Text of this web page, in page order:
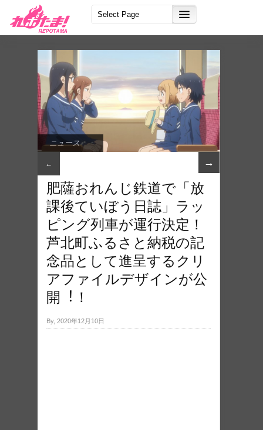
ニュース
← →
肥薩おれんじ鉄道で「放
課後ていぼう⽇誌」ラッ
ピング列⾞が運⾏決定！
芦北町ふるさと納税の記
念品として進呈するクリ
アファイルデザインが公
開︕！
By, 2020年12月10日